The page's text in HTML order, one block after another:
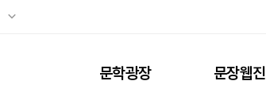
공식
문학광장 문장웹진